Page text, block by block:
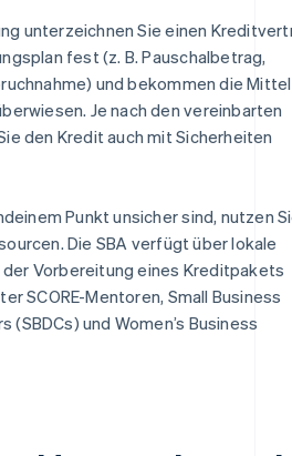
unterzeichnen Sie einen
fest (z. B. Pauschalbetrag,
und bekommen die
Je nach den vereinbarten
den Kredit auch mit Sicherheiten
Punkt unsicher sind, nutzen
Die SBA verfügt über lokale
der Vorbereitung eines Kreditpakets
SCORE-Mentoren, Small Business
und Women’s Business